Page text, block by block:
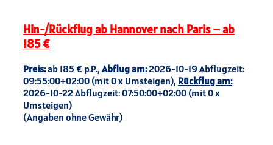
Hin-/Rückflug ab Hannover nach Paris – ab
185 €
Preis:ab 185 € p.P., Abflug am:2026-10-19 Abflugzeit:
09:55:00+02:00 (mit 0 x Umsteigen), Rückflug am:
2026-10-22 Abflugzeit: 07:50:00+02:00 (mit 0 x
Umsteigen)
(Angaben ohne Gewähr)